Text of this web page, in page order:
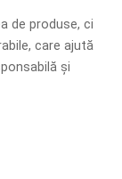
de produse, ci
care ajută
și